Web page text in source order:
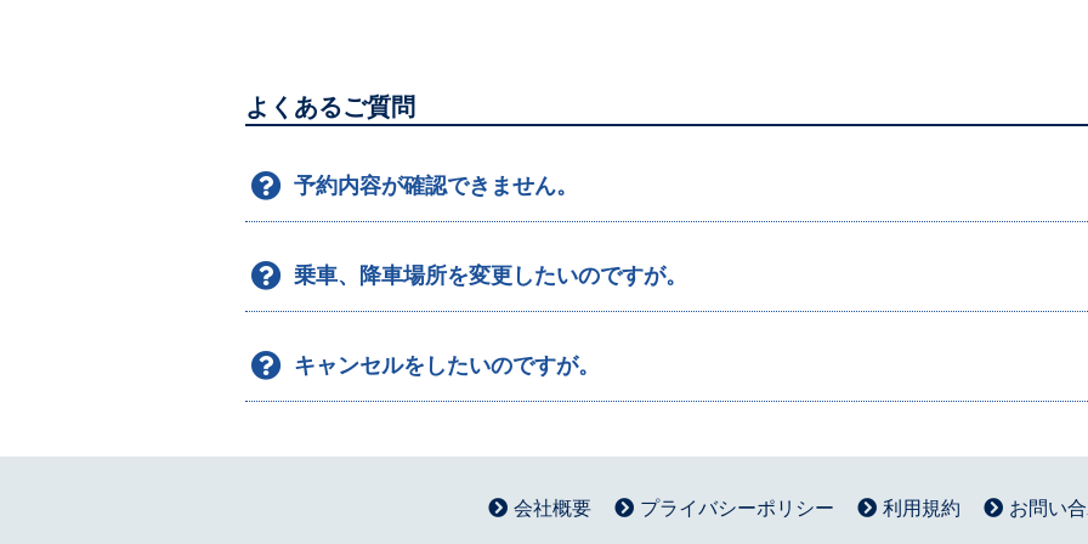
よくあるご質問
予約内容が確認できません。
乗車、降車場所を変更したいのですが。
キャンセルをしたいのですが。
会社概要 プライバシーポリシー 利用規約 お問い